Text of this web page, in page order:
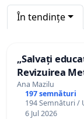
În tendințe
„Salvați
Revizuirea
simultane!”
Ana Mazilu
197 semnături
194 Semnături /
6 Jul 2026